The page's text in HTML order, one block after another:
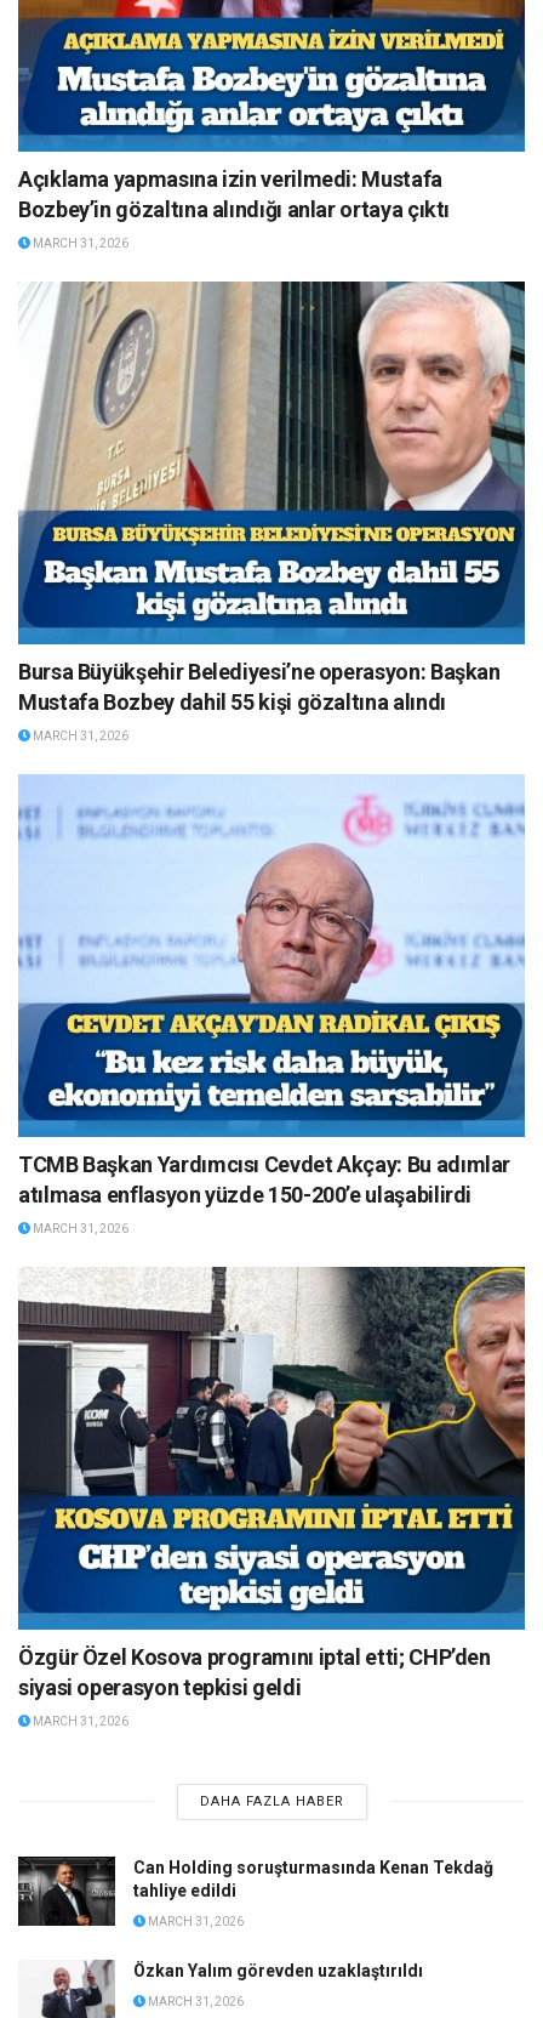
Açıklama yapmasına izin verilmedi: Mustafa
Bozbey’in gözaltına alındığı anlar ortaya çıktı
MARCH 31, 2026
Bursa Büyükşehir Belediyesi’ne operasyon: Başkan
Mustafa Bozbey dahil 55 kişi gözaltına alındı
MARCH 31, 2026
TCMB Başkan Yardımcısı Cevdet Akçay: Bu adımlar
atılmasa enflasyon yüzde 150-200’e ulaşabilirdi
MARCH 31, 2026
Özgür Özel Kosova programını iptal etti; CHP’den
siyasi operasyon tepkisi geldi
MARCH 31, 2026
DAHA FAZLA HABER
Can Holding soruşturmasında Kenan Tekdağ
tahliye edildi
MARCH 31, 2026
Özkan Yalım görevden uzaklaştırıldı
MARCH 31, 2026